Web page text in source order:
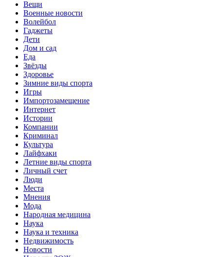
Вещи
Военные новости
Волейбол
Гаджеты
Дети
Дом и сад
Еда
Звёзды
Здоровье
Зимние виды спорта
Игры
Импортозамещение
Интернет
Истории
Компании
Криминал
Культура
Лайфхаки
Летние виды спорта
Личный счет
Люди
Места
Мнения
Мода
Народная медицина
Наука
Наука и техника
Недвижимость
Новости